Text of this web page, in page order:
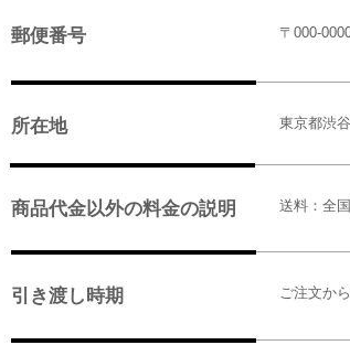
郵便番号 〒000-
所在地 東京都渋
商品代金以外の料金の説明 送料：全
引き渡し時期 ご注文か